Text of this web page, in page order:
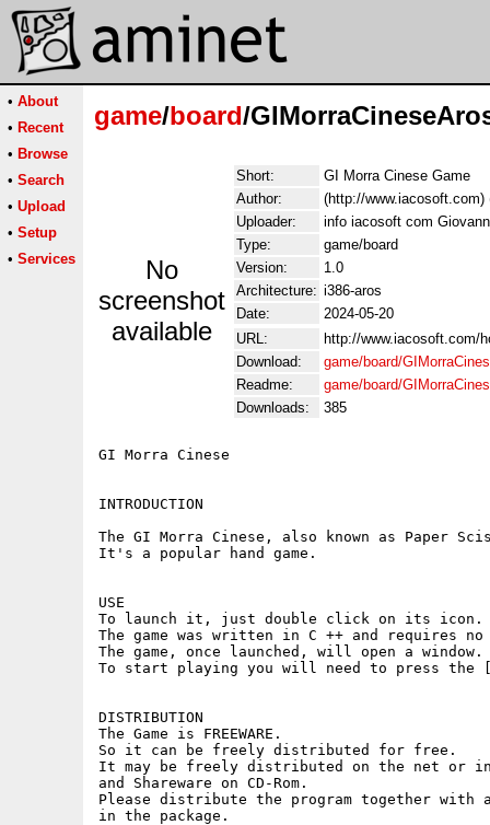
• About
• Recent
• Browse
• Search
• Upload
• Setup
• Services
game/board/
No
screenshot
available
Short:
GI Morra Cinese Game
Author:
(http://
Uploader:
info iacosoft com
Type:
game/board
Version:
1.0
Architecture: i386-aros
Date:
2024-05-20
URL:
http://www.iacosoft.com/
Download:
game/board/
Readme:
game/board/
Downloads:
385
GI Morra Cinese
INTRODUCTION
The GI Morra Cinese, also known as Paper
It's a popular hand game.
USE
To launch it, just double click on its icon.
The game was written in C ++ and requires
The game, once launched, will open a window.
To start playing you will need to press the
DISTRIBUTION
The Game is FREEWARE.
So it can be freely distributed for free.
It may be freely distributed on the net or
and Shareware on CD-Rom.
Please distribute the program together
in the package.